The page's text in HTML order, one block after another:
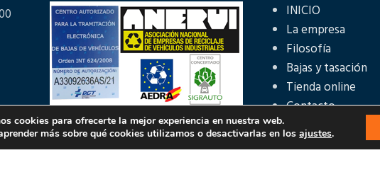
PULSA PARA MÁS INFORMACIÓN
INICIO
La empresa
Filosofía
Bajas y tasación
Tienda online
Contacto
cookies para ofrecerte la mejor experiencia en nuestra web.
más sobre qué cookies utilizamos o desactivarlas en losajustes.